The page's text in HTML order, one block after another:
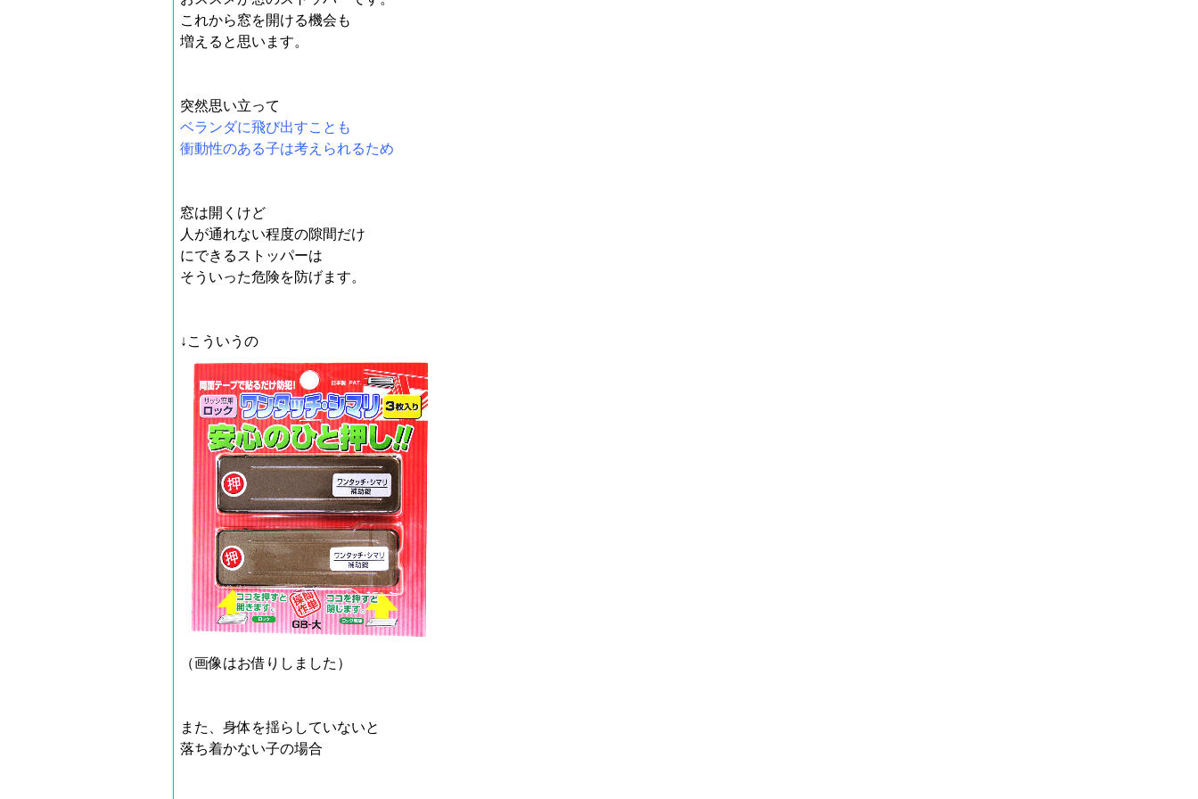
これから窓を開ける機会も
増えると思います。
突然思い立って
ベランダに飛び出すことも
衝動性のある子は考えられるため
窓は開くけど
人が通れない程度の隙間だけ
にできるストッパーは
そういった危険を防げます。
↓こういうの
（画像はお借りしました）
また、 身体を揺らしていないと
落ち着かない子の場合